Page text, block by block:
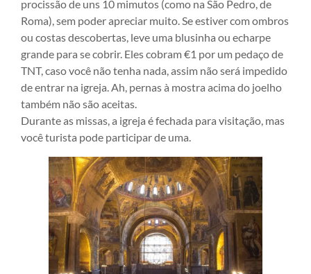
procissão de uns 10 mimutos (como na São Pedro, de
Roma), sem poder apreciar muito. Se estiver com ombros
ou costas descobertas, leve uma blusinha ou echarpe
grande para se cobrir. Eles cobram €1 por um pedaço de
TNT, caso você não tenha nada, assim não será impedido
de entrar na igreja. Ah, pernas à mostra acima do joelho
também não são aceitas.
Durante as missas, a igreja é fechada para visitação, mas
você turista pode participar de uma.